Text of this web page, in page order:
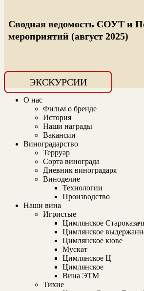
Сводная ведомость СОУТ и
мероприятий (август 2025)
ЭКСКУРСИИ
О нас
Фильм о бренде
История
Наши награды
Вакансии
Виноградарство
Терруар
Сорта винограда
Дневник виноградаря
Виноделие
Технологии
Производство
Наши вина
Игристые
Цимлянское
Цимлянское
Цимлянское кюве
Мускат
Цимлянское Ц
Цимлянское
Вина ЭТМ
Тихие